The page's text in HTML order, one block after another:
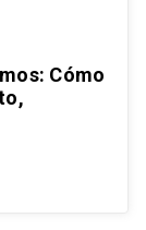
Cómo